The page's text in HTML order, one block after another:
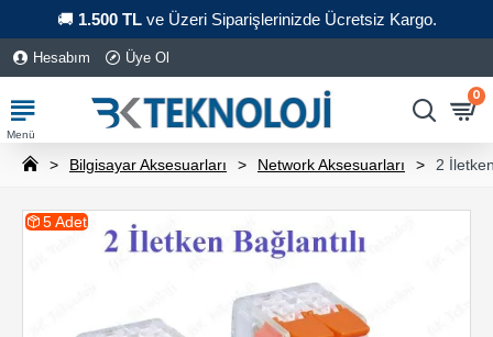
🚚 1.500 TLve Üzeri Siparişlerinizde Ücretsiz Kargo.
Hesabım Üye Ol
0
Bilgisayar Aksesuarları Network Aksesuarları 2
5 Adet